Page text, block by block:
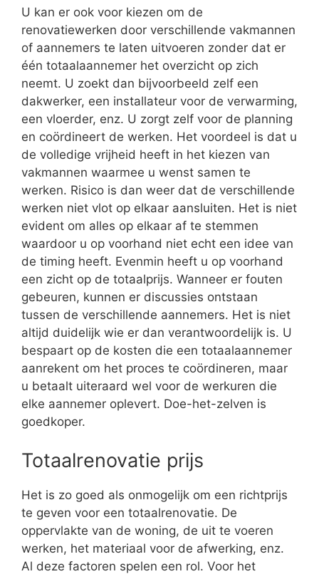
U kan er ook voor kiezen om de
renovatiewerken door verschillende vakmannen
of aannemers te laten uitvoeren zonder dat er
één totaalaannemer het overzicht op zich
neemt. U zoekt dan bijvoorbeeld zelf een
dakwerker, een installateur voor de verwarming,
een vloerder, enz. U zorgt zelf voor de planning
en coördineert de werken. Het voordeel is dat u
de volledige vrijheid heeft in het kiezen van
vakmannen waarmee u wenst samen te
werken. Risico is dan weer dat de verschillende
werken niet vlot op elkaar aansluiten. Het is niet
evident om alles op elkaar af te stemmen
waardoor u op voorhand niet echt een idee van
de timing heeft. Evenmin heeft u op voorhand
een zicht op de totaalprijs. Wanneer er fouten
gebeuren, kunnen er discussies ontstaan
tussen de verschillende aannemers. Het is niet
altijd duidelijk wie er dan verantwoordelijk is. U
bespaart op de kosten die een totaalaannemer
aanrekent om het proces te coördineren, maar
u betaalt uiteraard wel voor de werkuren die
elke aannemer oplevert. Doe-het-zelven is
goedkoper.
Totaalrenovatie prijs
Het is zo goed als onmogelijk om een richtprijs
te geven voor een totaalrenovatie. De
oppervlakte van de woning, de uit te voeren
werken, het materiaal voor de afwerking, enz.
Al deze factoren spelen een rol. Voor het